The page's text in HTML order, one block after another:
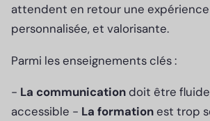
attendent en retour une
personnalisée, et valorisante.
Parmi les enseignements clés :
- La communicationdoit être
accessible - La formationest trop